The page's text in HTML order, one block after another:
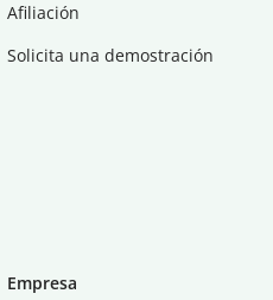
Afiliación
Solicita una demostración
Empresa